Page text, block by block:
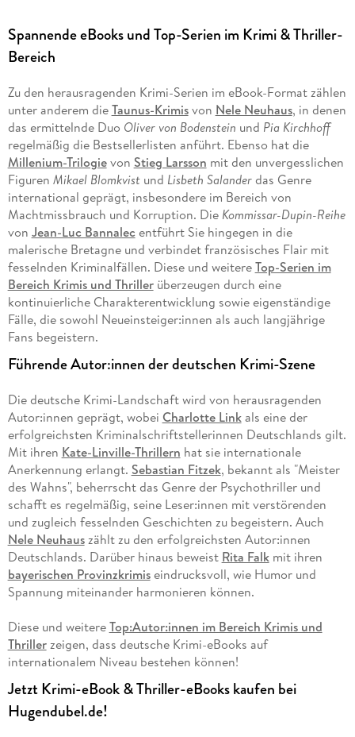
Spannende eBooks und Top-Serien im Krimi & Thriller-
Bereich
Zu den herausragenden Krimi-Serien im eBook-Format zählen
unter anderem dieTaunus-Krimisvon Nele Neuhaus, in denen
das ermittelnde Duo Oliver von Bodenstein und Pia Kirchhoff
regelmäßig die Bestsellerlisten anführt. Ebenso hat die
Millenium-Trilogievon Stieg Larsson mit den unvergesslichen
Figuren Mikael Blomkvistund Lisbeth Salanderdas Genre
international geprägt, insbesondere im Bereich von
Machtmissbrauch und Korruption. Die Kommissar-Dupin-Reihe
von Jean-Luc Bannalecentführt Sie hingegen in die
malerische Bretagne und verbindet französisches Flair mit
fesselnden Kriminalfällen. Diese und weitereTop-Serien im
Bereich Krimis und Thrillerüberzeugen durch eine
kontinuierliche Charakterentwicklung sowie eigenständige
Fälle, die sowohl Neueinsteiger:innen als auch langjährige
Fans begeistern.
Führende Autor:innen der deutschen Krimi-Szene
Die deutsche Krimi-Landschaft wird von herausragenden
Autor:innen geprägt, wobei Charlotte Linkals eine der
erfolgreichsten Kriminalschriftstellerinnen Deutschlands gilt.
Mit ihren Kate-Linville-Thrillern hat sie internationale
Anerkennung erlangt. Sebastian Fitzek, bekannt als "Meister
des Wahns", beherrscht das Genre der Psychothriller und
schafft es regelmäßig, seine Leser:innen mit verstörenden
und zugleich fesselnden Geschichten zu begeistern. Auch
Nele Neuhauszählt zu den erfolgreichsten Autor:innen
Deutschlands. Darüber hinaus beweist Rita Falkmit ihren
bayerischen Provinzkrimiseindrucksvoll, wie Humor und
Spannung miteinander harmonieren können.
Diese und weitereTop:Autor:innen im Bereich Krimis und
Thrillerzeigen, dass deutsche Krimi-eBooks auf
internationalem Niveau bestehen können!
Jetzt Krimi-eBook & Thriller-eBooks kaufen bei
Hugendubel.de!